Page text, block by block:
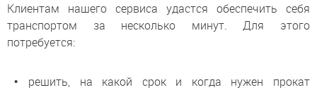
Клиентам нашего сервиса удастся обеспечить себя
транспортом за несколько минут. Для этого
потребуется:
решить, на какой срок и когда нужен прокат